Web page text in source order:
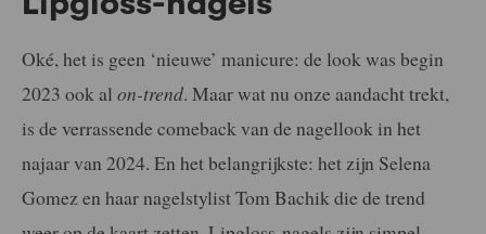
Oké, het is geen ‘nieuwe’ manicure: de look was begin
2023 ook al on-trend. Maar wat nu onze aandacht trekt,
is de verrassende comeback van de nagellook in het
najaar van 2024. En het belangrijkste: het zijn Selena
Gomez en haar nagelstylist Tom Bachik die de trend